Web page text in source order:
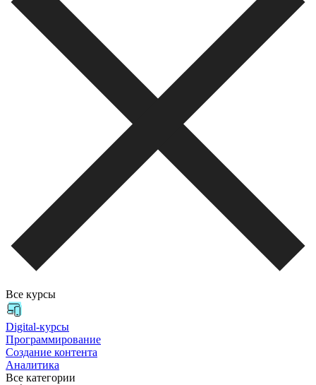
Все курсы
Digital-курсы
Программирование
Создание контента
Аналитика
Все категории